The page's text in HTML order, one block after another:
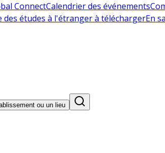
ConnectCalendrier des événements
des études à l'étranger à téléchargerEn
ou un lieu